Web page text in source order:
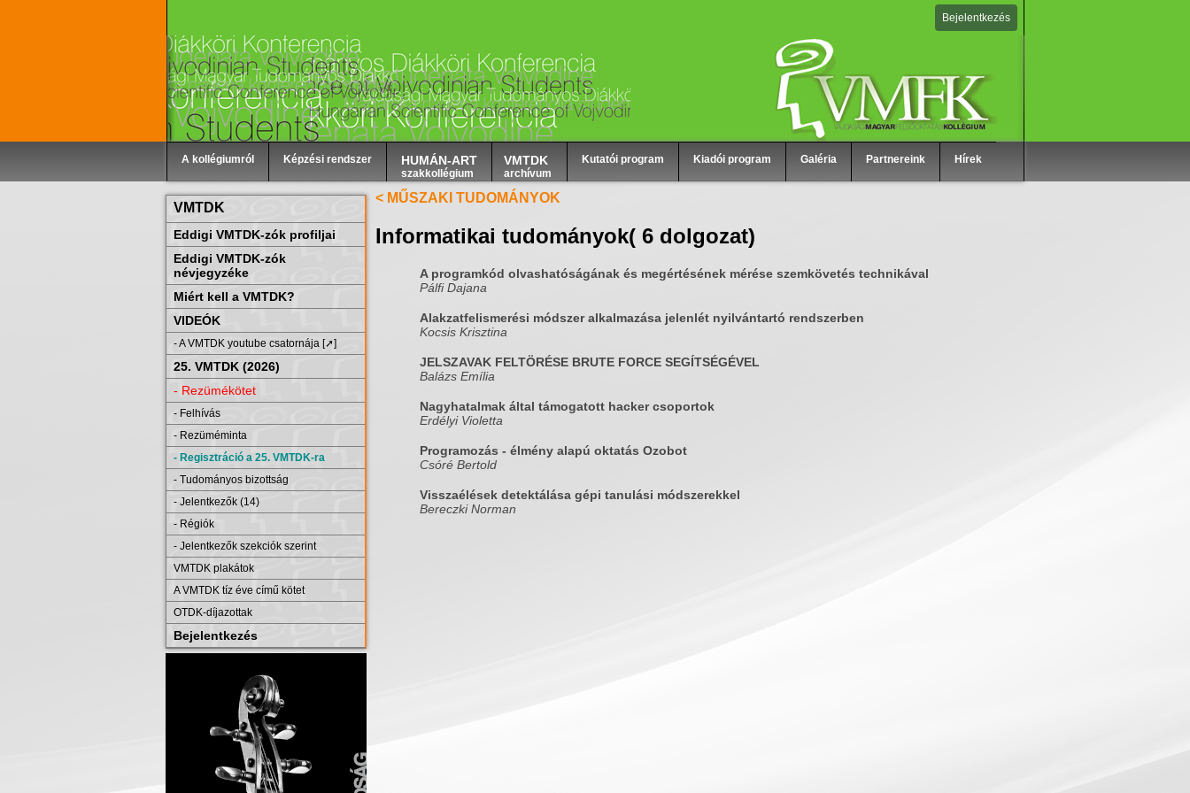
Bejelentkezés
A kollégiumról Képzési rendszer HUMÁN-ART
szakkollégium
VMTDK
archívum
Kutatói program Kiadói program Galéria Partnereink Hírek
VMTDK
Eddigi VMTDK-zók profiljai
Eddigi VMTDK-zók
névjegyzéke
Miért kell a VMTDK?
VIDEÓK
- A VMTDK youtube csatornája [➚]
25. VMTDK (2026)
- Rezümékötet
- Felhívás
- Rezüméminta
- Regisztráció a 25. VMTDK-ra
- Tudományos bizottság
- Jelentkezők (14)
- Régiók
- Jelentkezők szekciók szerint
VMTDK plakátok
A VMTDK tíz éve című kötet
OTDK-díjazottak
Bejelentkezés
< MŰSZAKI TUDOMÁNYOK
Informatikai tudományok( 6 dolgozat)
A programkód olvashatóságának és megértésének mérése szemkövetés technikával
Pálfi Dajana
Alakzatfelismerési módszer alkalmazása jelenlét nyilvántartó rendszerben
Kocsis Krisztina
JELSZAVAK FELTÖRÉSE BRUTE FORCE SEGÍTSÉGÉVEL
Balázs Emília
Nagyhatalmak által támogatott hacker csoportok
Erdélyi Violetta
Programozás - élmény alapú oktatás Ozobot
Csóré Bertold
Visszaélések detektálása gépi tanulási módszerekkel
Bereczki Norman